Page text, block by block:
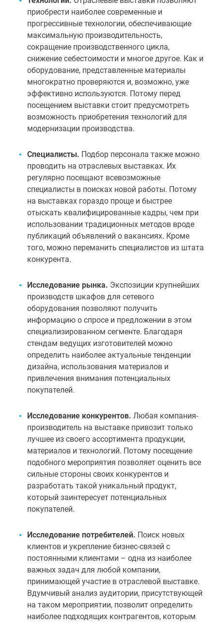
приобрести наиболее современные и
прогрессивные технологии, обеспечивающие
максимальную производительность,
сокращение производственного цикла,
снижение себестоимости и многое другое. Как и
оборудование, представленные материалы
многократно проверяются и, возможно, уже
эффективно используются. Потому перед
посещением выставки стоит предусмотреть
возможность приобретения технологий для
модернизации производства.
Специалисты. Подбор персонала также можно
проводить на отраслевых выставках. Их
регулярно посещают всевозможные
специалисты в поисках новой работы. Потому
на выставках гораздо проще и быстрее
отыскать квалифицированные кадры, чем при
использовании традиционных методов вроде
публикаций объявлений о вакансиях. Кроме
того, можно переманить специалистов из штата
конкурента.
Исследование рынка. Экспозиции крупнейших
производств шкафов для сетевого
оборудования позволяют получить
информацию о спросе и предложении в этом
специализированном сегменте. Благодаря
стендам ведущих изготовителей можно
определить наиболее актуальные тенденции
дизайна, использования материалов и
привлечения внимания потенциальных
покупателей.
Исследование конкурентов. Любая компания-
производитель на выставке привозит только
лучшее из своего ассортимента продукции,
материалов и технологий. Потому посещение
подобного мероприятия позволяет оценить все
сильные стороны своих конкурентов и
разработать такой уникальный продукт,
который заинтересует потенциальных
покупателей.
Исследование потребителей. Поиск новых
клиентов и укрепление бизнес-связей с
постоянными клиентами – одна из наиболее
важных задач для любой компании,
принимающей участие в отраслевой выставке.
Вдумчивый анализ аудитории, присутствующей
на таком мероприятии, позволит определить
наиболее подходящих контрагентов, которым